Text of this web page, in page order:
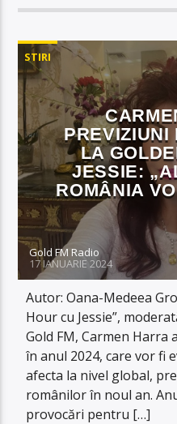
STIRI
PREVIZIUNI
LA
JESSIE:
ROMÂNIA
Gold FM Radio
17 IANUARIE 2024
Autor: Oana-Medeea
Hour cu Jessie”,
Gold FM, Carmen Harra
în anul 2024, care vor fi
afecta la nivel global,
românilor în noul an.
provocări pentru […]